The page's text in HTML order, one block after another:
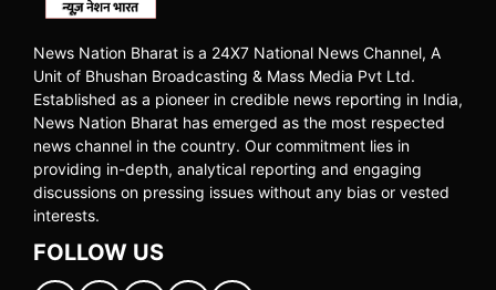
News Nation Bharat is a 24X7 National News Channel, A
Unit of Bhushan Broadcasting & Mass Media Pvt Ltd.
Established as a pioneer in credible news reporting in India,
News Nation Bharat has emerged as the most respected
news channel in the country. Our commitment lies in
providing in-depth, analytical reporting and engaging
discussions on pressing issues without any bias or vested
interests.
FOLLOW US